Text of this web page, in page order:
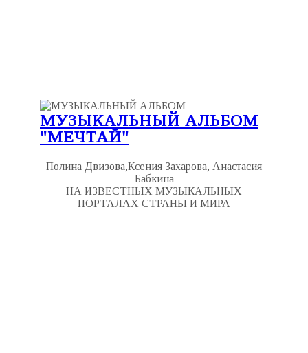
МУЗЫКАЛЬНЫЙ АЛЬБОМ
"МЕЧТАЙ"
Полина Двизова,Ксения Захарова, Анастасия
Бабкина
НА ИЗВЕСТНЫХ МУЗЫКАЛЬНЫХ
ПОРТАЛАХ СТРАНЫ И МИРА